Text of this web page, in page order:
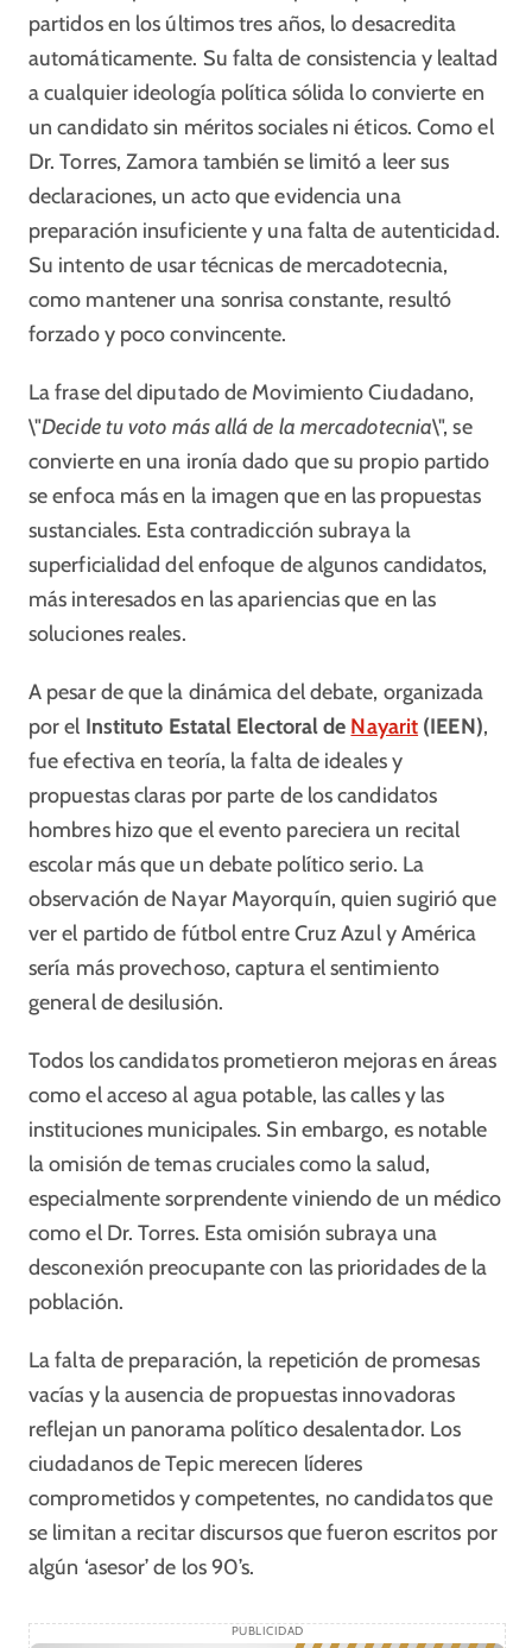
partidos en los últimos tres años, lo desacredita
automáticamente. Su falta de consistencia y lealtad
a cualquier ideología política sólida lo convierte en
un candidato sin méritos sociales ni éticos. Como el
Dr. Torres, Zamora también se limitó a leer sus
declaraciones, un acto que evidencia una
preparación insuficiente y una falta de autenticidad.
Su intento de usar técnicas de mercadotecnia,
como mantener una sonrisa constante, resultó
forzado y poco convincente.
La frase del diputado de Movimiento Ciudadano,
\"Decide tu voto más allá de la mercadotecnia\", se
convierte en una ironía dado que su propio partido
se enfoca más en la imagen que en las propuestas
sustanciales. Esta contradicción subraya la
superficialidad del enfoque de algunos candidatos,
más interesados en las apariencias que en las
soluciones reales.
A pesar de que la dinámica del debate, organizada
por el Instituto Estatal Electoral de Nayarit (IEEN),
fue efectiva en teoría, la falta de ideales y
propuestas claras por parte de los candidatos
hombres hizo que el evento pareciera un recital
escolar más que un debate político serio. La
observación de Nayar Mayorquín, quien sugirió que
ver el partido de fútbol entre Cruz Azul y América
sería más provechoso, captura el sentimiento
general de desilusión.
Todos los candidatos prometieron mejoras en áreas
como el acceso al agua potable, las calles y las
instituciones municipales. Sin embargo, es notable
la omisión de temas cruciales como la salud,
especialmente sorprendente viniendo de un médico
como el Dr. Torres. Esta omisión subraya una
desconexión preocupante con las prioridades de la
población.
La falta de preparación, la repetición de promesas
vacías y la ausencia de propuestas innovadoras
reflejan un panorama político desalentador. Los
ciudadanos de Tepic merecen líderes
comprometidos y competentes, no candidatos que
se limitan a recitar discursos que fueron escritos por
algún ‘asesor’ de los 90’s.
PUBLICIDAD